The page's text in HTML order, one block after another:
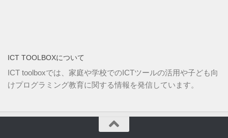
ICT TOOLBOXについて
ICT toolboxでは、家庭や学校でのICTツールの活用や子ども向
けプログラミング教育に関する情報を発信しています。